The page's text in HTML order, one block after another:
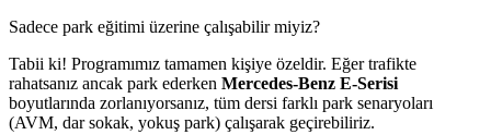
Sadece park eğitimi üzerine çalışabilir miyiz?
Tabii ki! Programımız tamamen kişiye özeldir. Eğer trafikte
rahatsanız ancak park ederken Mercedes-Benz E-Serisi
boyutlarında zorlanıyorsanız, tüm dersi farklı park senaryoları
(AVM, dar sokak, yokuş park) çalışarak geçirebiliriz.